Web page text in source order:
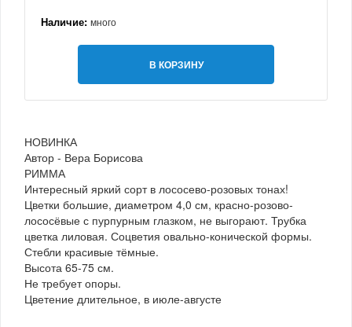
Наличие: много
В КОРЗИНУ
НОВИНКА
Автор - Вера Борисова
РИММА
Интересный яркий сорт в лососево-розовых тонах!
Цветки большие, диаметром 4,0 см, красно-розово-
лососёвые с пурпурным глазком, не выгорают. Трубка
цветка лиловая. Соцветия овально-конической формы.
Стебли красивые тёмные.
Высота 65-75 см.
Не требует опоры.
Цветение длительное, в июле-августе